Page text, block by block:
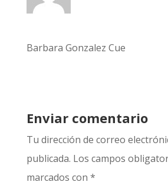
Barbara Gonzalez Cue
Enviar comentario
Tu dirección de correo
publicada. Los campos
marcados con *